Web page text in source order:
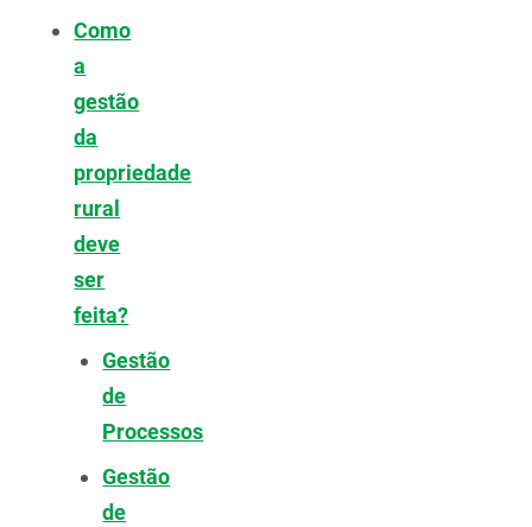
Como
a
gestão
da
propriedade
rural
deve
ser
feita?
Gestão
de
Processos
Gestão
de